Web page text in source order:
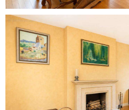
l'agrément de ses rues, tout
commodités.
À proximité immédiate,
scolaires et espaces verts
L'école élémentaire publique
environ 400 m, tout
intercommunale Jean